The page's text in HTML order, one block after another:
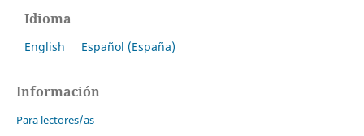
Idioma
English Español (España)
Información
Para lectores/as